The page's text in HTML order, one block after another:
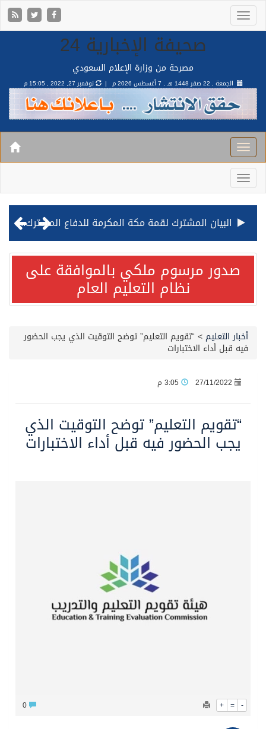
صحيفة الإخبارية 24
مصرحة من وزارة الإعلام السعودي
الجمعة , 22 صفر 1448 هـ , 7 أغسطس 2026 م | نوفمبر 27, 2022 , 15:05 م
البيان المشترك لقمة مكة المكرمة للدفاع المشترك بين المملكة وتركيا وباكستان
قيادة القوات المشتركة للتحالف: نفذنا عملية رد عسكري متناسبة لأهداف عسكرية مشروعة تابعة للمليشيا الحوثية الإرهابية في محافظة الحديدة
صدور مرسوم ملكي بالموافقة على
نظام التعليم العام
أخبار التعليم > “تقويم التعليم” توضح التوقيت الذي يجب الحضور
فيه قبل أداء الاختبارات
27/11/2022
“تقويم التعليم” توضح التوقيت الذي
يجب الحضور فيه قبل أداء الاختبارات
+ = -